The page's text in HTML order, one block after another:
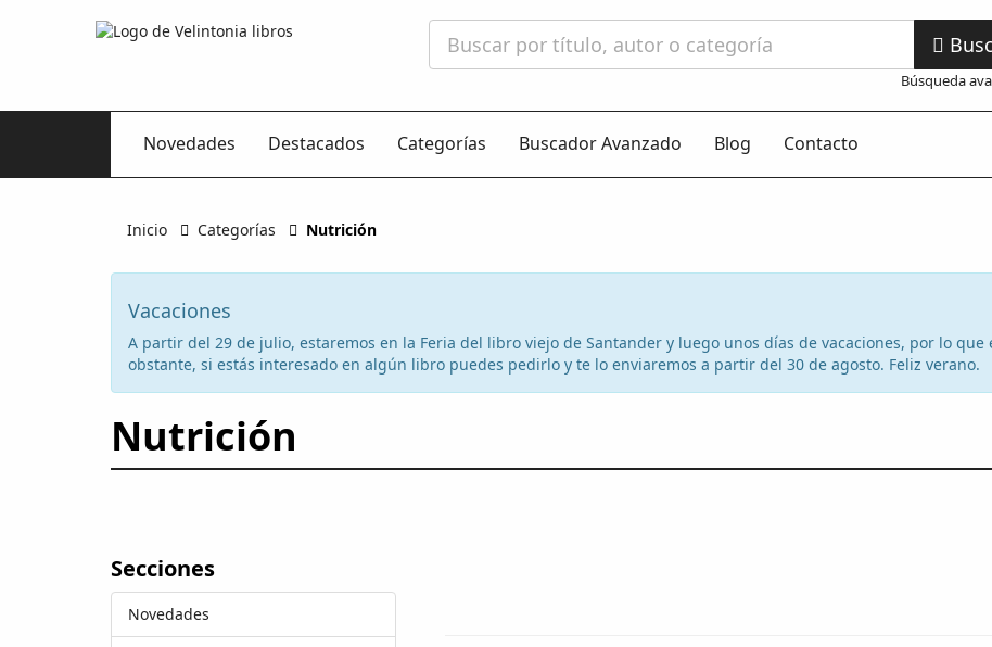
Búsqueda
Novedades Destacados Categorías Buscador Avanzado Blog Contacto
Inicio Categorías Nutrición
Vacaciones
A partir del 29 de julio, estaremos en la Feria del libro viejo de Santander y luego unos días de vacaciones, por lo
obstante, si estás interesado en algún libro puedes pedirlo y te lo enviaremos a partir del 30 de agosto. Feliz verano.
Nutrición
Secciones
Novedades